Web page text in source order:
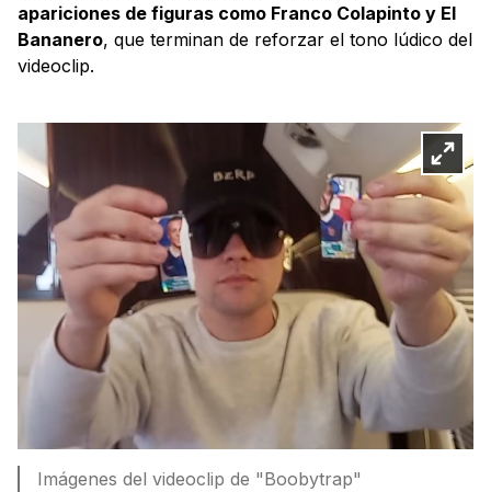
apariciones de figuras como Franco Colapinto y El
Bananero, que terminan de reforzar el tono lúdico del
videoclip.
Imágenes del videoclip de "Boobytrap"